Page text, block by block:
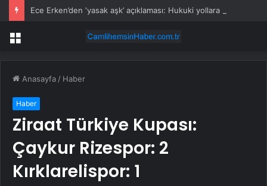
Menü
Anasayfa / Haber
Haber
Ziraat Türkiye Kupası:
Çaykur Rizespor: 2
Kırklarelispor: 1